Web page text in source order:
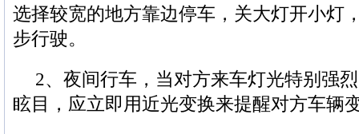
选择较宽的地方靠边停车，关大灯开小灯
步行驶。
2、夜间行车，当对方来车灯光特别强
眩目，应立即用近光变换来提醒对方车辆